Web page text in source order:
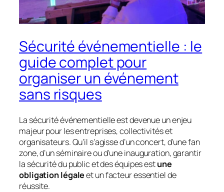
Sécurité événementielle : le
guide complet pour
organiser un événement
sans risques
La sécurité événementielle est devenue un enjeu
majeur pour les entreprises, collectivités et
organisateurs. Qu’il s’agisse d’un concert, d’une fan
zone, d’un séminaire ou d’une inauguration, garantir
la sécurité du public et des équipes estune
obligation légaleet un facteur essentiel de
réussite.